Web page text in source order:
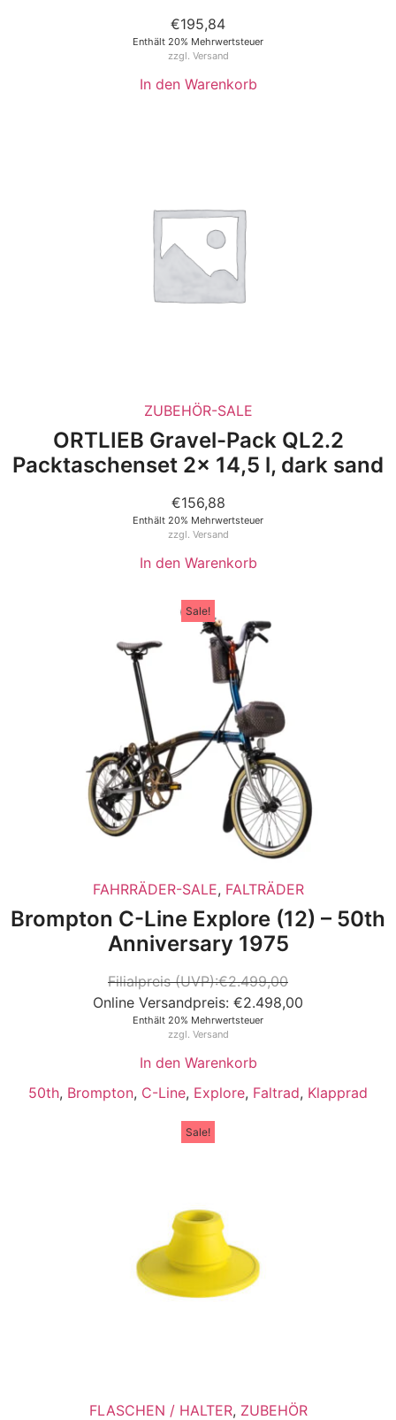
€195,84
Enthält 20% Mehrwertsteuer
zzgl. Versand
In den Warenkorb
ZUBEHÖR-SALE
ORTLIEB Gravel-Pack QL2.2
Packtaschenset 2x 14,5 l, dark sand
€156,88
Enthält 20% Mehrwertsteuer
zzgl. Versand
In den Warenkorb
Sale!
FAHRRÄDER-SALE, FALTRÄDER
Brompton C-Line Explore (12) – 50th
Anniversary 1975
€2.499,00
€2.498,00
Enthält 20% Mehrwertsteuer
zzgl. Versand
In den Warenkorb
50th, Brompton, C-Line, Explore, Faltrad, Klapprad
Sale!
FLASCHEN / HALTER, ZUBEHÖR